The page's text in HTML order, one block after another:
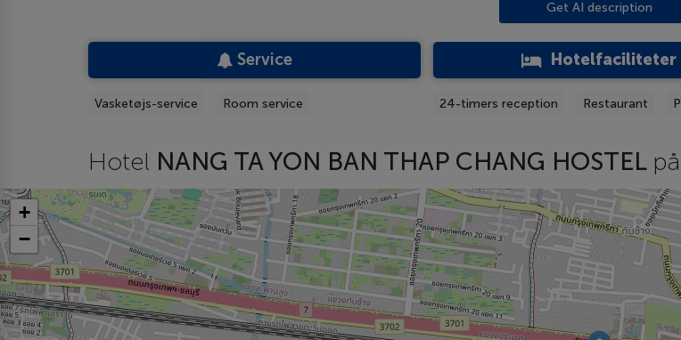
Get AI description
Service
Vasketøjs-service Room service
Hotelfaciliteter
24-timers reception Restaurant
Hotel NANG TA YON BAN THAP CHANG HOSTEL
+
−